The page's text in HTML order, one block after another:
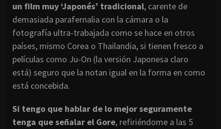
un film muy ‘Japonés’ tradicional, carente de
demasiada parafernalia con la cámara o la
fotografía ultra-trabajada como se hace en otros
países, mismo Corea o Thailandia, si tienen fresco a
películas como Ju-On (la versión Japonesa claro
está) seguro que la notan igual en la forma en como
está concebida.
Si tengo que hablar de lo mejor seguramente
tenga que señalar el Gore, refiriéndome a las 5